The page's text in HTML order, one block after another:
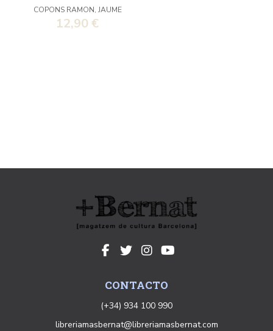
COPONS RAMON, JAUME
12,90 €
CONTACTO
(+34) 934 100 990
libreriamasbernat@libreriamasbernat.com